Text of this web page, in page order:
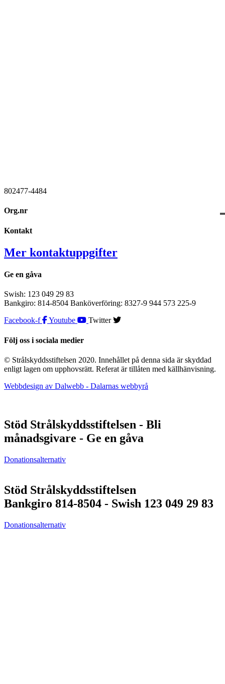
802477-4484
Org.nr
Kontakt
Mer kontaktuppgifter
Ge en gåva
Swish: 123 049 29 83
Bankgiro: 814-8504 Banköverföring: 8327-9 944 573 225-9
Facebook-f
Youtube Twitter
Följ oss i sociala medier
© Strålskyddsstiftelsen 2020. Innehållet på denna sida är skyddad
enligt lagen om upphovsrätt. Referat är tillåten med källhänvisning.
Webbdesign av Dalwebb - Dalarnas webbyrå
Stöd Strålskyddsstiftelsen - Bli
månadsgivare - Ge en gåva
Donationsalternativ
Stöd Strålskyddsstiftelsen
Bankgiro 814-8504 - Swish 123 049 29 83
Donationsalternativ